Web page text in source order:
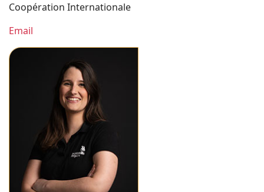
Coopération Internationale
Email